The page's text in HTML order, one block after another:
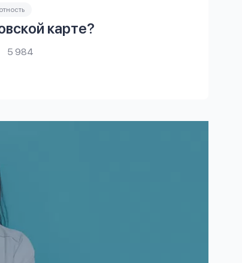
карте?
5 984